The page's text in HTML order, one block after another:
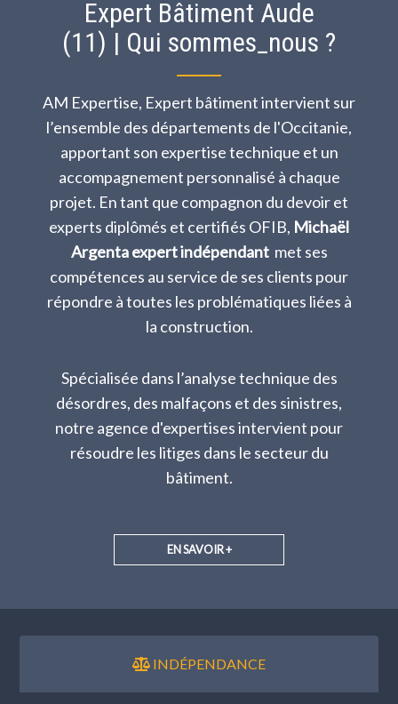
Expert Bâtiment Aude
(11) | Qui sommes_nous ?
AM Expertise, Expert bâtiment intervient sur
l’ensemble des départements de l'Occitanie,
apportant son expertise technique et un
accompagnement personnalisé à chaque
projet. En tant que compagnon du devoir et
experts diplômés et certifiés OFIB, Michaël
Argenta expert indépendant met ses
compétences au service de ses clients pour
répondre à toutes les problématiques liées à
la construction.
Spécialisée dans l’analyse technique des
désordres, des malfaçons et des sinistres,
notre agence d'expertises intervient pour
résoudre les litiges dans le secteur du
bâtiment.
EN SAVOIR +
INDÉPENDANCE